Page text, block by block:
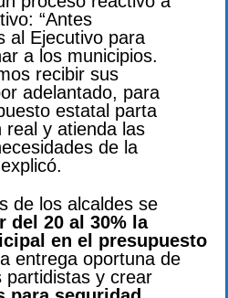
“Antes
al Ejecutivo para
a los municipios.
recibir sus
adelantado, para
estatal parta
real y atienda las
de la
de los alcaldes se
del 20 al 30% la
en el presupuesto
entrega oportuna de
partidistas y crear